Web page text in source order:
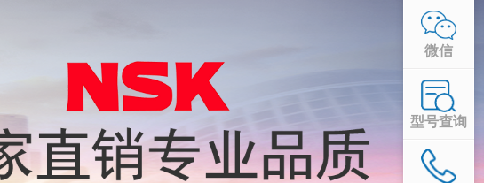
微信
型号查询